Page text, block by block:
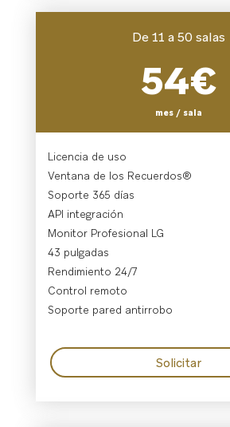
De 11 a 50 salas
54€
mes / sala
Licencia de uso
Ventana de los Recuerdos®
Soporte 365 días
API integración
Monitor Profesional LG
43 pulgadas
Rendimiento 24/7
Control remoto
Soporte pared antirrobo
Solicitar